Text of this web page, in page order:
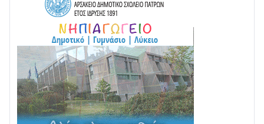
ΤΟ ΠΑΡΤΥ ΣΥΝΕΧΙΖΕΤΑΙ…
05/08 • 08:41
Στο σκοτάδι μεγάλο μέρος στο Λυγιά Ναυπάκτου
04/08 • 19:47
Σε τροχιά υλοποίησης η Παράκαμψη του Κέντρου
της Ναυπάκτου
04/08 • 12:08